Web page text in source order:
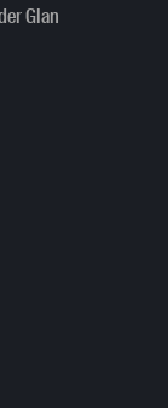
Glan